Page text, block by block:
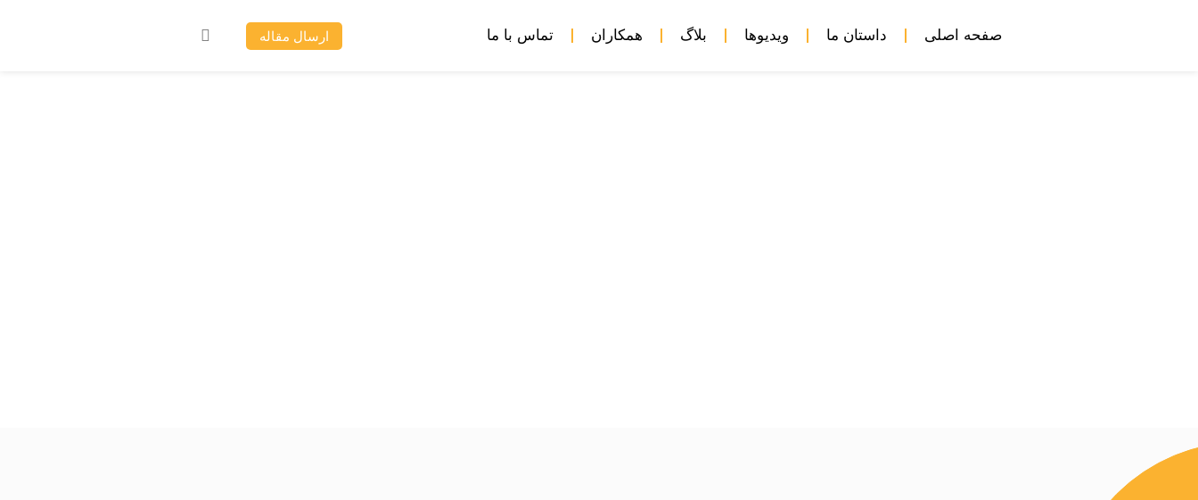
صفحه اصلی داستان ما ویدیوها بلاگ همکاران تماس با ما ارسال مقاله